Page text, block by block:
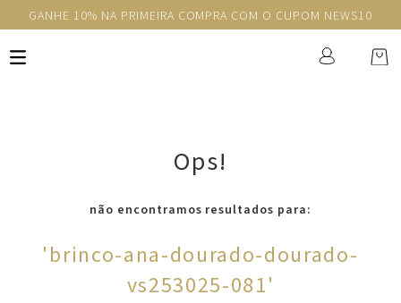
GANHE 10% NA PRIMEIRA COMPRA COM O CUPOM NEWS10
Ops!
não encontramos resultados para:
'brinco-ana-dourado-dourado-
vs253025-081'